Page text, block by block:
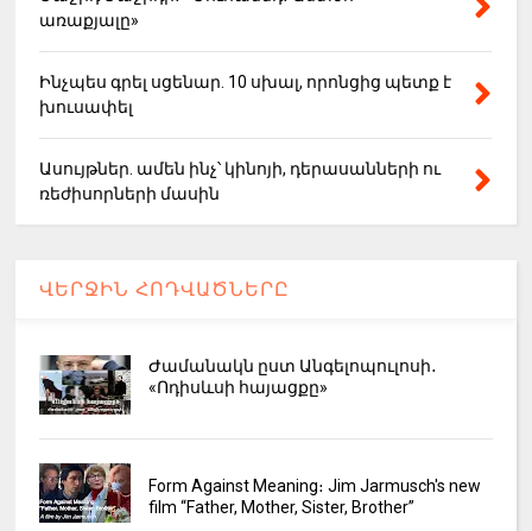
առաքյալը»
Ինչպես գրել սցենար. 10 սխալ, որոնցից պետք է
խուսափել
Ասույթներ. ամեն ինչ՝ կինոյի, դերասանների ու
ռեժիսորների մասին
ՎԵՐՋԻՆ ՀՈԴՎԱԾՆԵՐԸ
Ժամանակն ըստ Անգելոպուլոսի․
«Ոդիսևսի հայացքը»
Form Against Meaning։ Jim Jarmusch's new
film “Father, Mother, Sister, Brother”